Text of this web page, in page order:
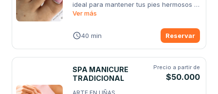
ideal para mantener tus pies hermosos
y...
Ver más
40 min Reservar
SPA MANICURE
TRADICIONAL
Precio a partir de
$50.000